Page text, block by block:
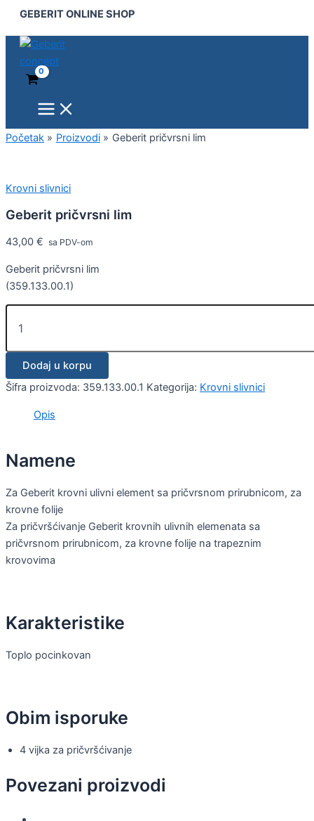
Pređi
sadržaj
GEBERIT ONLINE SHOP
Menu
Početak Proizvodi Geberit pričvrsni lim
Krovni slivnici
Geberit pričvrsni lim
43,00 € sa PDV-om
Geberit pričvrsni lim
(359.133.00.1)
pričvrsni
lim
količina
Dodaj u korpu
Šifra proizvoda: 359.133.00.1 Kategorija: Krovni slivnici
Opis
Namene
Za Geberit krovni ulivni element sa pričvrsnom prirubnicom, za
krovne folije
Za pričvršćivanje Geberit krovnih ulivnih elemenata sa
pričvrsnom prirubnicom, za krovne folije na trapeznim
krovovima
Karakteristike
Toplo pocinkovan
Obim isporuke
4 vijka za pričvršćivanje
Povezani proizvodi